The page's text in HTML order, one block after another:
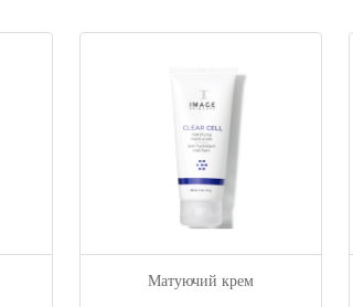
Матуючий крем